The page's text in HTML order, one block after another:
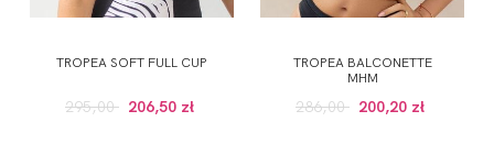
TROPEA SOFT FULL CUP
295,00 206,50 zł
TROPEA BALCONETTE
MHM
286,00 200,20 zł